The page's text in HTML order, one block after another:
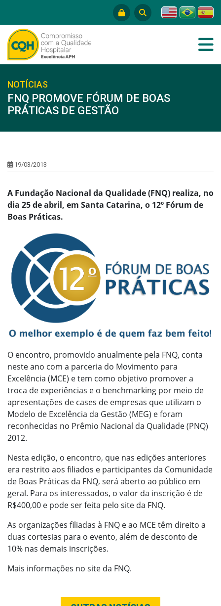
NOTÍCIAS
FNQ PROMOVE FÓRUM DE BOAS
PRÁTICAS DE GESTÃO
19/03/2013
A Fundação Nacional da Qualidade (FNQ) realiza, no
dia 25 de abril, em Santa Catarina, o 12º Fórum de
Boas Práticas.
O encontro, promovido anualmente pela FNQ, conta
neste ano com a parceria do Movimento para
Excelência (MCE) e tem como objetivo promover a
troca de experiências e o benchmarking por meio de
apresentações de cases de empresas que utilizam o
Modelo de Excelência da Gestão (MEG) e foram
reconhecidas no Prêmio Nacional da Qualidade (PNQ)
2012.
Nesta edição, o encontro, que nas edições anteriores
era restrito aos filiados e participantes da Comunidade
de Boas Práticas da FNQ, será aberto ao público em
geral. Para os interessados, o valor da inscrição é de
R$400,00 e pode ser feita pelo site da FNQ.
As organizações filiadas à FNQ e ao MCE têm direito a
duas cortesias para o evento, além de desconto de
10% nas demais inscrições.
Mais informações no site da FNQ.